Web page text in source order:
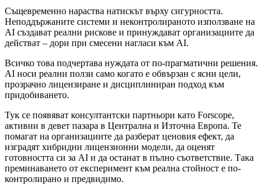
Същевременно нараства натискът върху сигурността.
Неподдържаните системи и неконтролираното използване на
AI създават реални рискове и принуждават организациите да
действат – дори при смесени нагласи към AI.
Всичко това подчертава нуждата от по-прагматични решения.
AI носи реални ползи само когато е обвързан с ясни цели,
прозрачно лицензиране и дисциплиниран подход към
придобиването.
Тук се появяват консултантски партньори като Forscope,
активни в девет пазара в Централна и Източна Европа. Те
помагат на организациите да разберат ценовия ефект, да
изградят хибридни лицензионни модели, да оценят
готовността си за AI и да останат в пълно съответствие. Така
преминаването от експеримент към реална стойност е по-
контролирано и предвидимо.